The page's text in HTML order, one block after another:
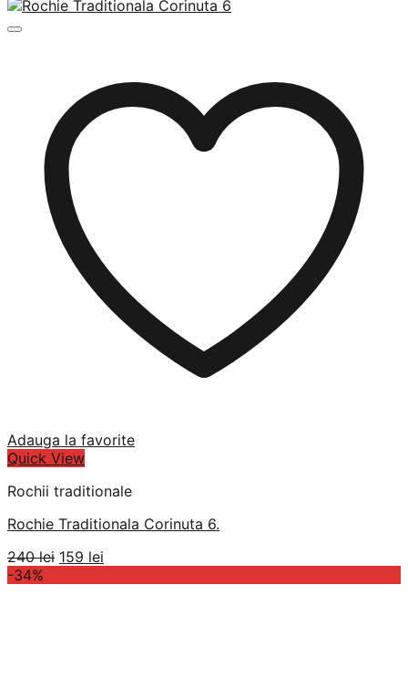
Adauga la favorite
Quick View
Rochii traditionale
Rochie Traditionala Corinuta 6.
240lei Prețul
159 lei
-34%